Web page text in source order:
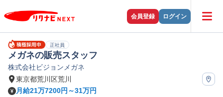
会員登録 ログイン
正社員
メガネの販売スタッフ
株式会社ビジョンメガネ
東京都荒川区荒川
月給21万7200円～31万円